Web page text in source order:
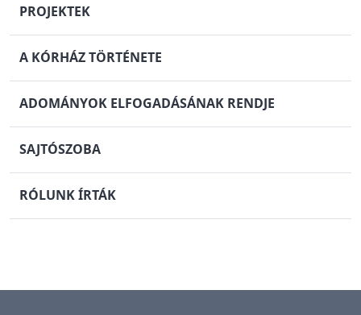
PROJEKTEK
A KÓRHÁZ TÖRTÉNETE
ADOMÁNYOK ELFOGADÁSÁNAK RENDJE
SAJTÓSZOBA
RÓLUNK ÍRTÁK